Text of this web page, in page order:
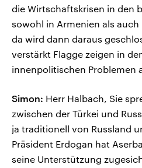
die Wirtschaftskrisen in den
sowohl in Armenien als
da wird dann daraus
verstärkt Flagge zeigen in
innenpolitischen Problemen
Simon: Herr Halbach, Sie
zwischen der Türkei und
ja traditionell von Russland
Präsident Erdogan hat
seine Unterstützung